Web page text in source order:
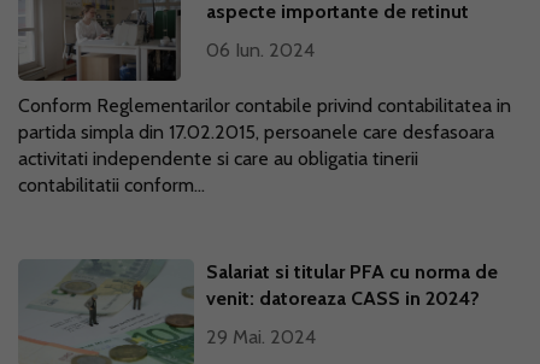
aspecte importante de retinut
06 Iun. 2024
Conform Reglementarilor contabile privind contabilitatea in
partida simpla din 17.02.2015, persoanele care desfasoara
activitati independente si care au obligatia tinerii
contabilitatii conform...
Salariat si titular PFA cu norma de
venit: datoreaza CASS in 2024?
29 Mai. 2024